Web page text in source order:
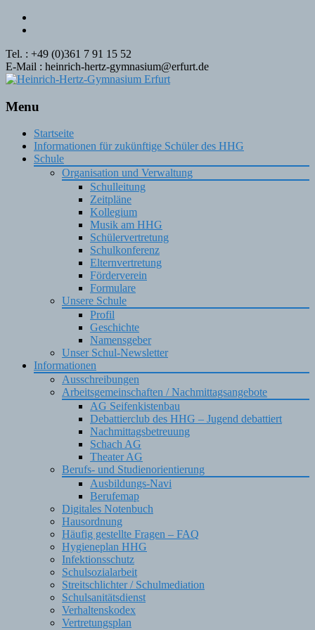
Tel. : +49 (0)361 7 91 15 52
E-Mail : heinrich-hertz-gymnasium@erfurt.de
Menu
Skip
content
Startseite
Informationen für zukünftige Schüler des HHG
Schule
Organisation und Verwaltung
Schulleitung
Zeitpläne
Kollegium
Musik am HHG
Schülervertretung
Schulkonferenz
Elternvertretung
Förderverein
Formulare
Unsere Schule
Profil
Geschichte
Namensgeber
Unser Schul-Newsletter
Informationen
Ausschreibungen
Arbeitsgemeinschaften / Nachmittagsangebote
AG Seifenkistenbau
Debattierclub des HHG – Jugend debattiert
Nachmittagsbetreuung
Schach AG
Theater AG
Berufs- und Studienorientierung
Ausbildungs-Navi
Berufemap
Digitales Notenbuch
Hausordnung
Häufig gestellte Fragen – FAQ
Hygieneplan HHG
Infektionsschutz
Schulsozialarbeit
Streitschlichter / Schulmediation
Schulsanitätsdienst
Verhaltenskodex
Vertretungsplan